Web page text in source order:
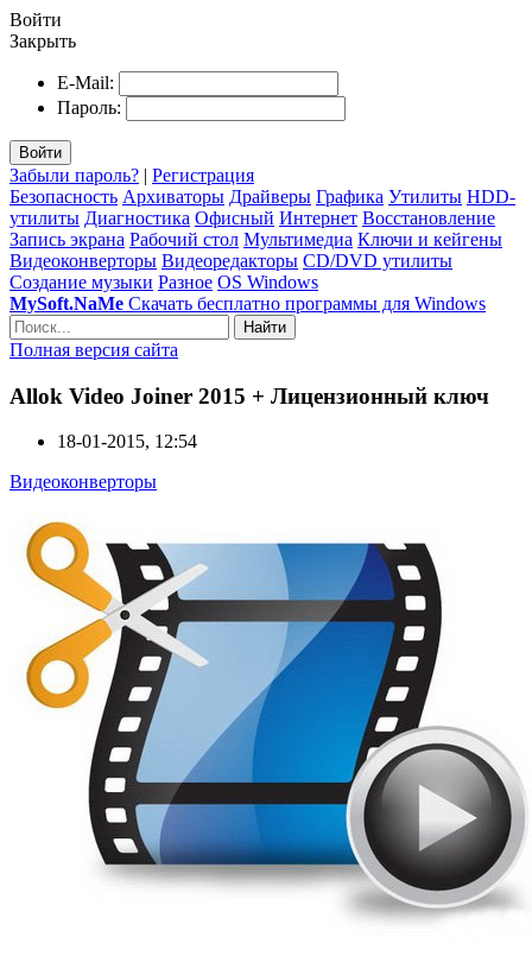
Войти
Закрыть
E-Mail:
Пароль:
Войти
Забыли пароль? | Регистрация
Безопасность Архиваторы Драйверы Графика Утилиты HDD-
утилиты Диагностика Офисный Интернет Восстановление
Запись экрана Рабочий стол Мультимедиа Ключи и кейгены
Видеоконверторы Видеоредакторы CD/DVD утилиты
Создание музыки Разное OS Windows
MySoft.NaMe Скачать бесплатно программы для Windows
Найти
Полная версия сайта
Allok Video Joiner 2015 + Лицензионный ключ
18-01-2015, 12:54
Видеоконверторы